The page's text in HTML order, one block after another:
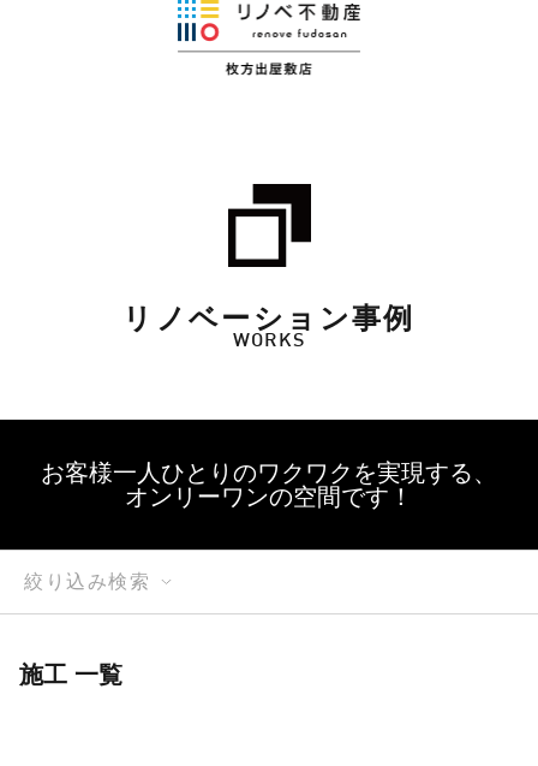
リノベーション事例
WORKS
お客様一人ひとりのワクワクを実現する、
オンリーワンの空間です！
絞り込み検索
施工 一覧